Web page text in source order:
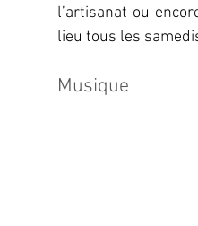
l’artisanat ou
lieu tous les
Musique